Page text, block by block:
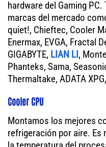
hardware del Gaming
marcas del mercado
quiet!, Chieftec, Cooler
Enermax, EVGA, Fractal
GIGABYTE, LIAN LI,
Phanteks, Sama,
Thermaltake, ADATA
Cooler CPU
Montamos los mejores
refrigeración por aire. Es